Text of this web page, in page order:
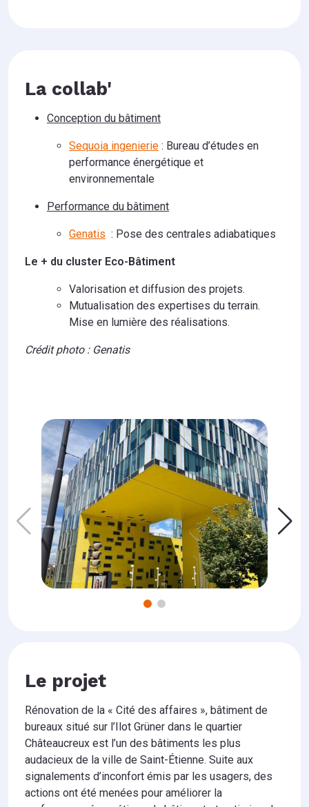
La collab'
Conception du bâtiment
Sequoia ingenierie : Bureau d’études en
performance énergétique et
environnementale
Performance du bâtiment
Genatis : Pose des centrales adiabatiques
Le + du cluster Eco-Bâtiment
Valorisation et diffusion des projets.
Mutualisation des expertises du terrain.
Mise en lumière des réalisations.
Crédit photo : Genatis
Le projet
Rénovation de la « Cité des affaires », bâtiment de
bureaux situé sur l’Ilot Grüner dans le quartier
Châteaucreux est l’un des bâtiments les plus
audacieux de la ville de Saint-Étienne. Suite aux
signalements d’inconfort émis par les usagers, des
actions ont été menées pour améliorer la